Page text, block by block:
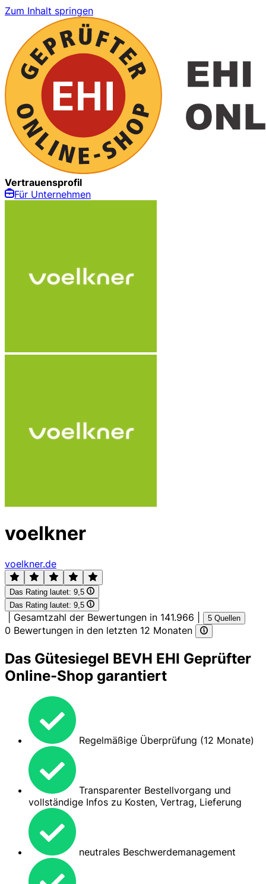
Zum Inhalt springen
Vertrauensprofil
Für Unternehmen
voelkner
voelkner.de
Das Rating lautet: 9,5
Das Rating lautet: 9,5
Gesamtzahl der Bewertungen in 141.966 5 Quellen
0 Bewertungen in den letzten 12 Monaten
Das Gütesiegel BEVH EHI Geprüfter
Online-Shop garantiert
Regelmäßige Überprüfung (12 Monate)
Transparenter Bestellvorgang und
vollständige Infos zu Kosten, Vertrag, Lieferung
neutrales Beschwerdemanagement